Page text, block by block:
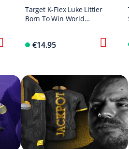
Target K-Flex Luke Littler
Born To Win World
€14.95